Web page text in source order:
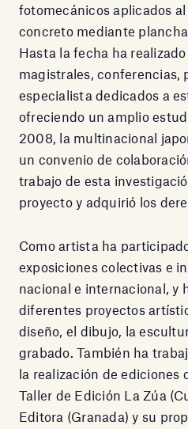
fotomecánicos aplicados
concreto mediante
Hasta la fecha ha
magistrales, conferencias,
especialista dedicados a
ofreciendo un amplio
2008, la multinacional
un convenio de
trabajo de esta
proyecto y adquirió los
Como artista ha
exposiciones colectivas e
nacional e internacional, y
diferentes proyectos
diseño, el dibujo, la
grabado. También ha
la realización de ediciones
Taller de Edición La Zúa
Editora (Granada) y su